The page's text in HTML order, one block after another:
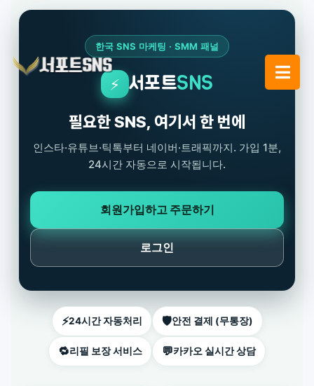
한국 SNS 마케팅 · SMM 패널
⚡ 서포트SNS
필요한 SNS, 여기서 한 번에
인스타·유튜브·틱톡부터 네이버·트래픽까지. 가입 1분,
24시간 자동으로 시작됩니다.
회원가입하고 주문하기
로그인
⚡24시간 자동처리 🛡️안전 결제 (무통장)
🔁리필 보장 서비스 💬카카오 실시간 상담